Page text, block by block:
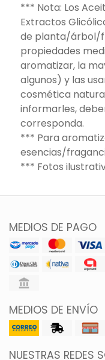
*** Nota: Los
Extractos
de planta/árbol/
propiedades
aromatizar, la
algunos) y las
cosmética
informarles,
corresponda.
*** Para
esencias/
*** Fotos
MEDIOS DE PAGO
MEDIOS DE ENVÍO
NUESTRAS REDES